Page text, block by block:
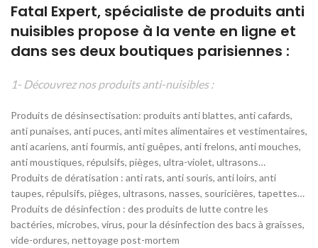
Fatal Expert, spécialiste de produits anti
nuisibles propose à la vente en ligne et
dans ses deux boutiques parisiennes :
1- Découvrez nos produits anti-nuisibles :
Produits de désinsectisation: produits anti blattes, anti cafards,
anti punaises, anti puces, anti mites alimentaires et vestimentaires,
anti acariens, anti fourmis, anti guêpes, anti frelons, anti mouches,
anti moustiques, répulsifs, pièges, ultra-violet, ultrasons…
Produits de dératisation : anti rats, anti souris, anti loirs, anti
taupes, répulsifs, pièges, ultrasons, nasses, souricières, tapettes…
Produits de désinfection : des produits de lutte contre les
bactéries, microbes, virus, pour la désinfection des bacs à graisses,
vide-ordures, nettoyage post-mortem